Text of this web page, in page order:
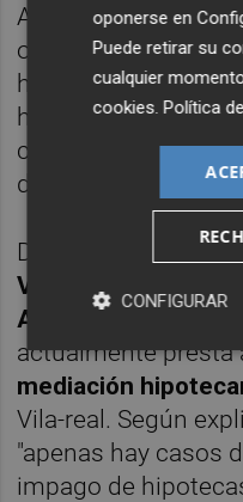
Abogados de
otro factor que
hay más
hipoteca porque la
contribuye y ahora
de vulnerabilidad",
De la misma
Vallejo
, vinculado a
Afectados por la
actualmente
mediación
Vila-real. Según
"apenas hay casos
impago de
oponerse en
Puede retirar su
cualquier
cookies .Política
CONFIGURAR